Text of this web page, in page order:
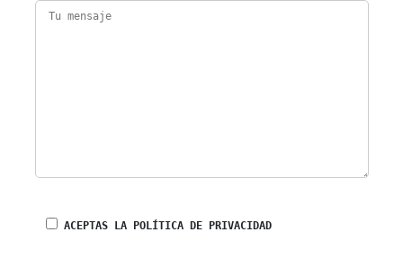
ACEPTAS LA POLÍTICA DE PRIVACIDAD